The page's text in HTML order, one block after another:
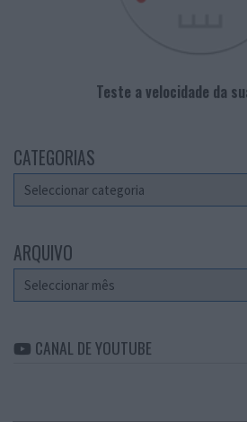
Teste a velocidade da
CATEGORIAS
Categorias
ARQUIVO
Arquivo
CANAL DE YOUTUBE